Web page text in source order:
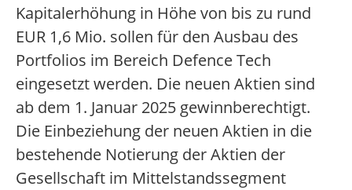
Kapitalerhöhung in Höhe von bis zu rund
EUR 1,6 Mio. sollen für den Ausbau des
Portfolios im Bereich Defence Tech
eingesetzt werden. Die neuen Aktien sind
ab dem 1. Januar 2025 gewinnberechtigt.
Die Einbeziehung der neuen Aktien in die
bestehende Notierung der Aktien der
Gesellschaft im Mittelstandssegment